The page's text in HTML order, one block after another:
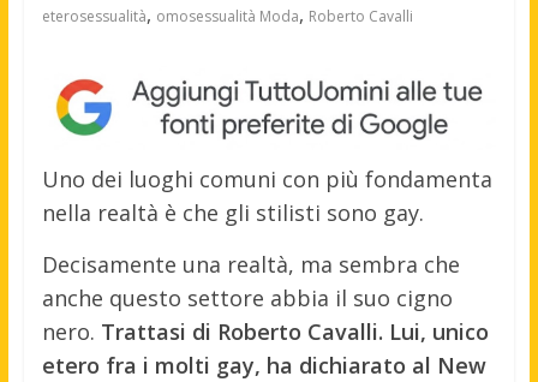
eterosessualità, omosessualità Moda, Roberto Cavalli
Uno dei luoghi comuni con più fondamenta
nella realtà è che gli stilisti sono gay.
Decisamente una realtà, ma sembra che
anche questo settore abbia il suo cigno
nero. Trattasi di Roberto Cavalli. Lui, unico
etero fra i molti gay, ha dichiarato al New